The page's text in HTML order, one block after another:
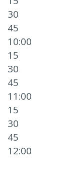
30
45
10:00
15
30
45
11:00
15
30
45
12:00